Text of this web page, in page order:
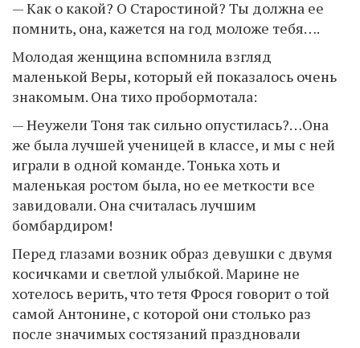
— Как о какой? О Старостиной? Ты должна ее
помнить, она, кажется на год моложе тебя….
Молодая женщина вспомнила взгляд
маленькой Веры, который ей показалось очень
знакомым. Она тихо пробормотала:
— Неужели Тоня так сильно опустилась?…Она
же была лучшей ученицей в классе, и мы с ней
играли в одной команде. Тонька хоть и
маленькая ростом была, но ее меткости все
завидовали. Она считалась лучшим
бомбардиром!
Перед глазами возник образ девушки с двумя
косичками и светлой улыбкой. Марине не
хотелось верить, что тетя Фрося говорит о той
самой Антонине, с которой они столько раз
после значимых состязаний праздновали